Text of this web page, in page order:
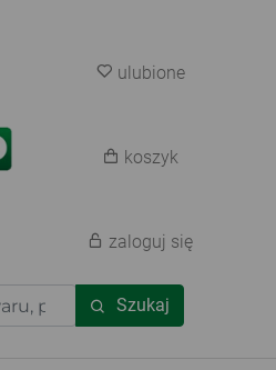
Szukaj
ulubione
koszyk
zaloguj się